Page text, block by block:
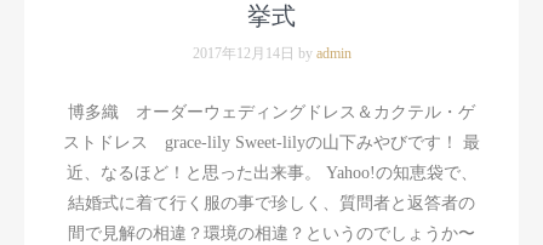
挙式
2017年12月14日 by admin
博多織 オーダーウェディングドレス＆カクテル・ゲ
ストドレス grace-lily Sweet-lilyの山下みやびです！ 最
近、なるほど！と思った出来事。 Yahoo!の知恵袋で、
結婚式に着て行く服の事で珍しく、質問者と返答者の
間で見解の相違？環境の相違？というのでしょうか〜